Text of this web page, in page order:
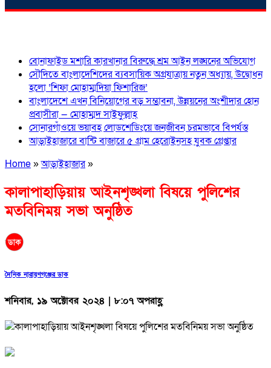
বোনাফাইড মশারি কারখানার বিরুদ্ধে শ্রম আইন লঙ্ঘনের অভিযোগ
সৌদিতে বাংলাদেশিদের ব্যবসায়িক অগ্রযাত্রায় নতুন অধ্যায়, উদ্বোধন
হলো ‘শিফা মোহাম্মদিয়া ফিশারিজ’
বাংলাদেশে এখন বিনিয়োগের বড় সম্ভাবনা, উন্নয়নের অংশীদার হোন
প্রবাসীরা — মোহাম্মদ সাইফুল্লাহ্
সোনারগাঁওয়ে ভয়াবহ লোডশেডিংয়ে জনজীবন চরমভাবে বিপর্যস্ত
আড়াইহাজারে বান্টি বাজারে ৫ গ্রাম হেরোইনসহ যুবক গ্রেপ্তার
Home»আড়াইহাজার»
কালাপাহাড়িয়ায় আইনশৃঙ্খলা বিষয়ে পুলিশের
মতবিনিময় সভা অনুষ্ঠিত
দৈনিক নারায়ণগঞ্জের ডাক
শনিবার, ১৯ অক্টোবর ২০২৪ | ৮:০৭ অপরাহ্ণ